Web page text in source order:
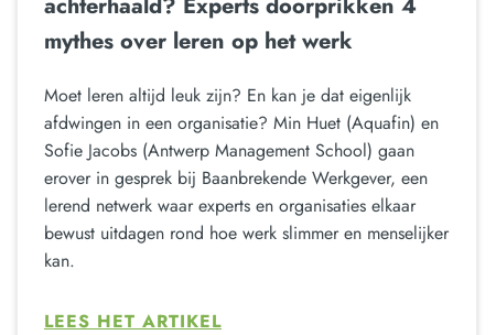
mythes over leren op het werk
Moet leren altijd leuk zijn? En kan je dat eigenlijk
afdwingen in een organisatie? Min Huet (Aquafin) en
Sofie Jacobs (Antwerp Management School) gaan
erover in gesprek bij Baanbrekende Werkgever, een
lerend netwerk waar experts en organisaties elkaar
bewust uitdagen rond hoe werk slimmer en menselijker
kan.
LEES HET ARTIKEL